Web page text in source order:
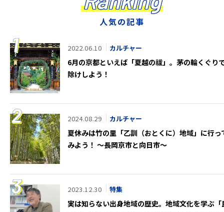
人気の記事
2022.06.10 カルチャー
6月の京都といえば「夏越の祓」。茅の輪くぐり
除けしよう！
2024.08.29 カルチャー
夏休みは竹の里「乙訓（おとくに）地域」に行っ
みよう！ ～長岡京市と向日市～
2023.12.30 特集
実は知らない出身地域の歴史。地域文化を学ぶ「